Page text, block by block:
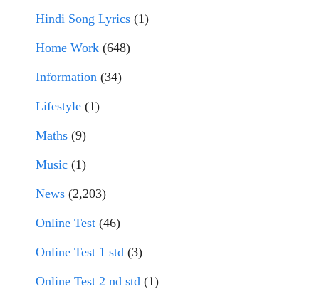
Hindi Song Lyrics (1)
Home Work (648)
Information (34)
Lifestyle (1)
Maths (9)
Music (1)
News (2,203)
Online Test (46)
Online Test 1 std (3)
Online Test 2 nd std (1)